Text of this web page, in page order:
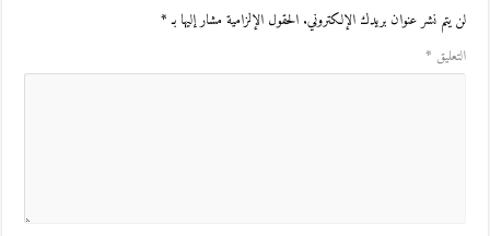
لن يتم نشر عنوان بريدك الإلكتروني. الحقول الإلزامية مشار إليها بـ*
التعليق *